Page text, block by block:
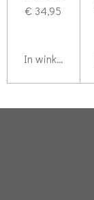
€ 34,95
In winkelwagen